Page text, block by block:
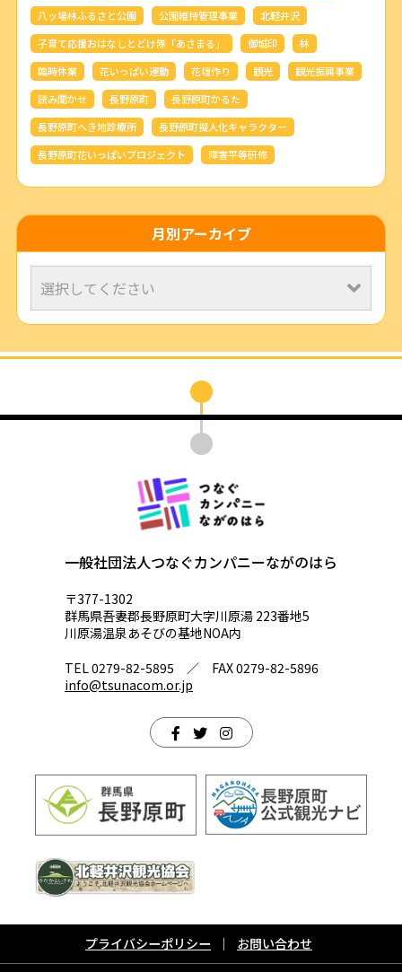
八ッ場林ふるさと公園
公園維持管理事業
北軽井沢
子育て応援おはなしとどけ隊「あさまる」
御城印
林
臨時休業
花いっぱい運動 花壇作り 観光
観光振興事業
読み聞かせ
長野原町
長野原町かるた
長野原町へき地診療所
長野原町擬人化キャラクター
長野原町花いっぱいプロジェクト
障害平等研修
月別アーカイブ
一般社団法人つなぐカンパニーながのはら
〒377-1302
群馬県吾妻郡長野原町大字川原湯 223番地5
川原湯温泉あそびの基地NOA内
TEL 0279-82-5895 ／ FAX 0279-82-5896
info@tsunacom.or.jp
プライバシーポリシー お問い合わせ